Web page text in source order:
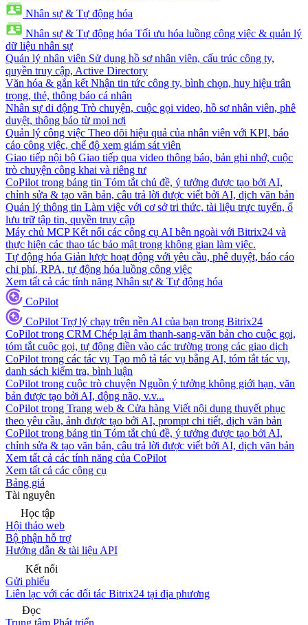
Nhân sự & Tự động hóa
Nhân sự & Tự động hóa Tối ưu hóa luồng công việc & quản lý
dữ liệu nhân sự
Quản lý nhân viên Sử dụng hồ sơ nhân viên, cấu trúc công ty,
quyền truy cập, Active Directory
Văn hóa & gắn kết Nhận tin tức công ty, bình chọn, huy hiệu trân
trọng, thẻ, thông báo cá nhân
Nhân sự di động Trò chuyện, cuộc gọi video, hồ sơ nhân viên, phê
duyệt, thông báo từ mọi nơi
Quản lý công việc Theo dõi hiệu quả của nhân viên với KPI, báo
cáo công việc, chế độ xem giám sát viên
Giao tiếp nội bộ Giao tiếp qua video thông báo, bản ghi nhớ, cuộc
trò chuyện công khai và riêng tư
CoPilot trong bảng tin Tóm tắt chủ đề, ý tưởng được tạo bởi AI,
chỉnh sửa & tạo văn bản, câu trả lời được viết bởi AI, dịch văn bản
Quản lý thông tin Làm việc với cơ sở tri thức, tài liệu trực tuyến, ổ
lưu trữ tập tin, quyền truy cập
Máy chủ MCP Kết nối các công cụ AI bên ngoài với Bitrix24 và
thực hiện các thao tác bảo mật trong không gian làm việc.
Tự động hóa Giản lược hoạt động với yêu cầu, phê duyệt, báo cáo
chi phí, RPA, tự động hóa luồng công việc
Xem tất cả các tính năng Nhân sự & Tự động hóa
CoPilot
CoPilot Trợ lý chạy trên nền AI của bạn trong Bitrix24
CoPilot trong CRM Chép lại âm thanh-sang-văn bản cho cuộc gọi,
tóm tắt cuộc gọi, tự động điền vào các trường trong các giao dịch
CoPilot trong các tác vụ Tạo mô tả tác vụ bằng AI, tóm tắt tác vụ,
danh sách kiểm tra, bình luận
CoPilot trong cuộc trò chuyện Nguồn ý tưởng không giới hạn, văn
bản được tạo bởi AI, động não, v.v...
CoPilot trong Trang web & Cửa hàng Viết nội dung thuyết phục
theo yêu cầu, ảnh được tạo bởi AI, prompt chi tiết, dịch văn bản
CoPilot trong bảng tin Tóm tắt chủ đề, ý tưởng được tạo bởi AI,
chỉnh sửa & tạo văn bản, câu trả lời được viết bởi AI, dịch văn bản
Xem tất cả các tính năng của CoPilot
Xem tất cả các công cụ
Bảng giá
Tài nguyên
Học tập
Hội thảo web
Bộ phận hỗ trợ
Hướng dẫn & tài liệu API
Kết nối
Gửi phiếu
Liên lạc với các đối tác Bitrix24 tại địa phương
Đọc
Trung tâm Phát triển